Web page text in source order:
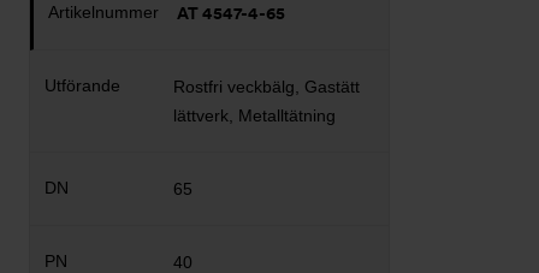
AT 4547-4-65
Rostfri veckbälg, Gastätt
lättverk, Metalltätning
65
40